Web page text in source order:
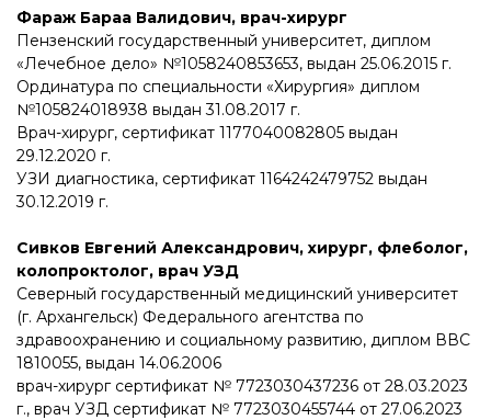
Фараж Бараа Валидович, врач-хирург
Пензенский государственный университет, диплом
«Лечебное дело» №1058240853653, выдан 25.06.2015 г.
Ординатура по специальности «Хирургия» диплом
№105824018938 выдан 31.08.2017 г.
Врач-хирург, сертификат 1177040082805 выдан
29.12.2020 г.
УЗИ диагностика, сертификат 1164242479752 выдан
30.12.2019 г.
Сивков Евгений Александрович, хирург, флеболог,
колопроктолог, врач УЗД
Северный государственный медицинский университет
(г. Архангельск) Федерального агентства по
здравоохранению и социальному развитию, диплом ВВС
1810055, выдан 14.06.2006
врач-хирург сертификат № 7723030437236 от 28.03.2023
г., врач УЗД сертификат № 7723030455744 от 27.06.2023